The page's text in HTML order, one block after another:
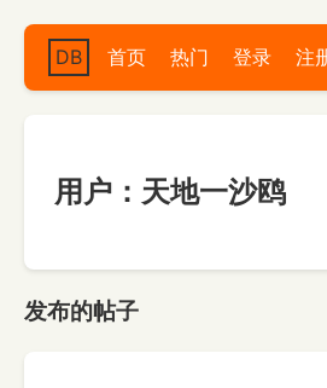
DB 首页 热门 登录 注
用户：天地一沙鸥
发布的帖子